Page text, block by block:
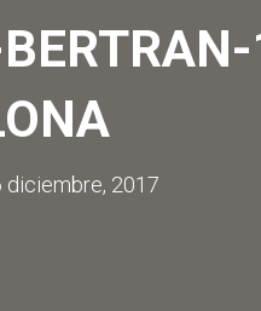
diciembre, 2017